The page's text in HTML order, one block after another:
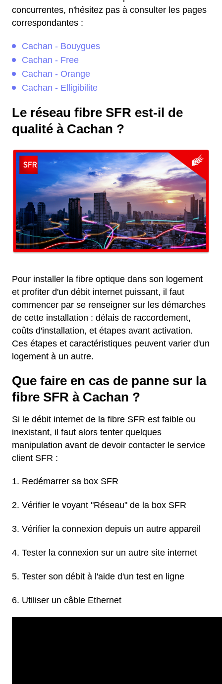
concurrentes, n'hésitez pas à consulter les pages
correspondantes :
Cachan - Bouygues
Cachan - Free
Cachan - Orange
Cachan - Elligibilite
Le réseau fibre SFR est-il de
qualité à Cachan ?
Pour installer la fibre optique dans son logement
et profiter d'un débit internet puissant, il faut
commencer par se renseigner sur les démarches
de cette installation : délais de raccordement,
coûts d'installation, et étapes avant activation.
Ces étapes et caractéristiques peuvent varier d'un
logement à un autre.
Que faire en cas de panne sur la
fibre SFR à Cachan ?
Si le débit internet de la fibre SFR est faible ou
inexistant, il faut alors tenter quelques
manipulation avant de devoir contacter le service
client SFR :
Redémarrer sa box SFR
Vérifier le voyant "Réseau" de la box SFR
Vérifier la connexion depuis un autre appareil
Tester la connexion sur un autre site internet
Tester son débit à l'aide d'un test en ligne
Utiliser un câble Ethernet